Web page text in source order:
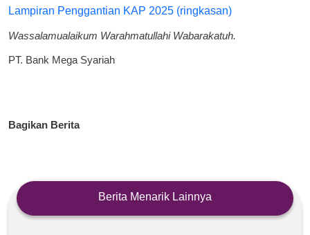
Lampiran Penggantian KAP 2025 (ringkasan)
Wassalamualaikum Warahmatullahi Wabarakatuh.
PT. Bank Mega Syariah
Bagikan Berita
Berita Menarik Lainnya